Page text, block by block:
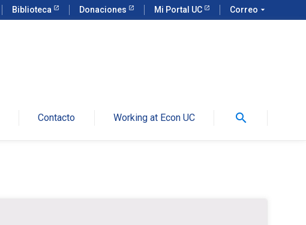
Biblioteca Donaciones Mi Portal UC Correo arrow_drop_down
Contacto Working at Econ UC search